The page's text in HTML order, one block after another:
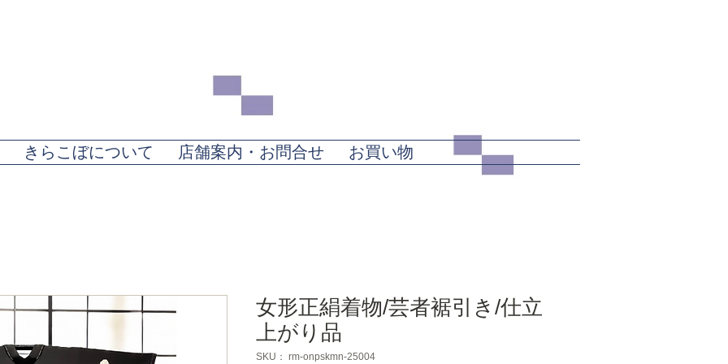
きらこぼについて 店舗案内・お問合せ お買い物
女形正絹着物/芸者裾引き/仕立
上がり品
SKU： rm-onpskmn-25004